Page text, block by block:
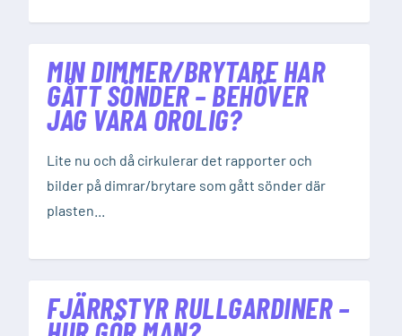
MIN DIMMER/BRYTARE HAR
GÅTT SÖNDER – BEHÖVER
JAG VARA OROLIG?
Lite nu och då cirkulerar det rapporter och
bilder på dimrar/brytare som gått sönder där
plasten...
FJÄRRSTYR RULLGARDINER –